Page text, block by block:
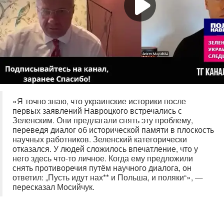
«Я точно знаю, что украинские историки после
первых заявлений Навроцкого встречались с
Зеленским. Они предлагали снять эту проблему,
переведя диалог об исторической памяти в плоскость
научных работников. Зеленский категорически
отказался. У людей сложилось впечатление, что у
него здесь что-то личное. Когда ему предложили
снять противоречия путём научного диалога, он
ответил: „Пусть идут нах** и Польша, и поляки“», —
пересказал Мосийчук.